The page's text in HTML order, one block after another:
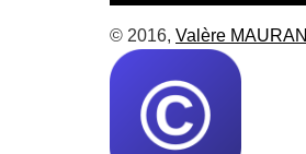
© 2016, Valère MAURAN